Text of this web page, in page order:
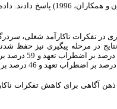
1996) پاسخ دادند.
در تفکرات ناکارآمد شغلی،
ذهن آگاهی برای کاهش تفکرات